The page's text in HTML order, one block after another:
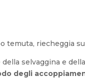
temuta, riecheggia
selvaggina e
degli